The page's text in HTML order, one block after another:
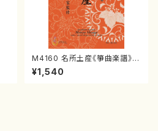
M4160 名所土産《箏曲楽譜》
（箏/宮城喜代子・宮城数江著・
宮城宗家監修/箏曲古典楽譜）
¥1,540